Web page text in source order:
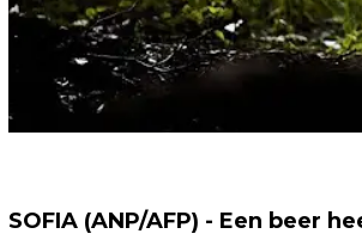
SOFIA (ANP/AFP) - Een beer